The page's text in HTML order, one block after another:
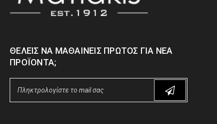
ΘΈΛΕΙΣ ΝΑ ΜΑΘΑΊΝΕΙΣ ΠΡΏΤΟΣ ΓΙΑ ΝΈΑ
ΠΡΟΪΌΝΤΑ;